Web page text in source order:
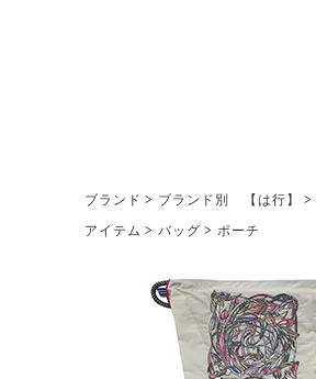
ブランド ブランド別 【は行】
アイテム
バッグ ポーチ